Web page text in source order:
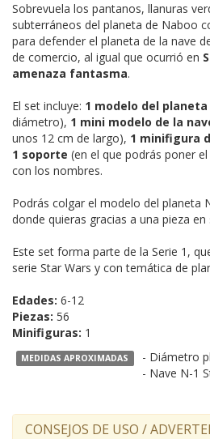
Sobrevuela los pantanos, llanuras
subterráneos del planeta de Naboo
para defender el planeta de la nave
de comercio, al igual que ocurrió en
amenaza fantasma.
El set incluye: 1 modelo del planeta
diámetro), 1 mini modelo de la
unos 12 cm de largo), 1 minifigura
1 soporte (en el que podrás poner
con los nombres.
Podrás colgar el modelo del planeta
donde quieras gracias a una pieza
Este set forma parte de la Serie 1,
serie Star Wars y con temática de
Edades: 6-12
Piezas: 56
Minifiguras: 1
MEDIDAS APROXIMADAS
- Diámetro
- Nave N-1
CONSEJOS DE USO /